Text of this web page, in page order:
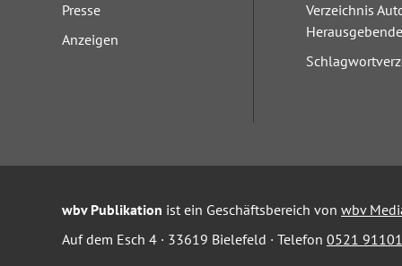
Presse
Anzeigen
Verzeichnis
Herausgebende
wbv Publikation ist ein Geschäftsbereich von wbv
Auf dem Esch 4 · 33619 Bielefeld · Telefon 0521